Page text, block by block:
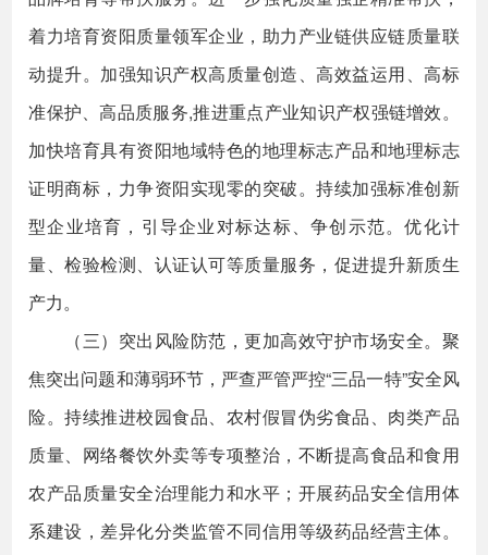
着力培育资阳质量领军企业，助力产业链供应链质量联
动提升。加强知识产权高质量创造、高效益运用、高标
准保护、高品质服务,推进重点产业知识产权强链增效。
加快培育具有资阳地域特色的地理标志产品和地理标志
证明商标，力争资阳实现零的突破。持续加强标准创新
型企业培育，引导企业对标达标、争创示范。优化计
量、检验检测、认证认可等质量服务，促进提升新质生
产力。
（三）突出风险防范，更加高效守护市场安全。聚
焦突出问题和薄弱环节，严查严管严控“三品一特”安全风
险。持续推进校园食品、农村假冒伪劣食品、肉类产品
质量、网络餐饮外卖等专项整治，不断提高食品和食用
农产品质量安全治理能力和水平；开展药品安全信用体
系建设，差异化分类监管不同信用等级药品经营主体。